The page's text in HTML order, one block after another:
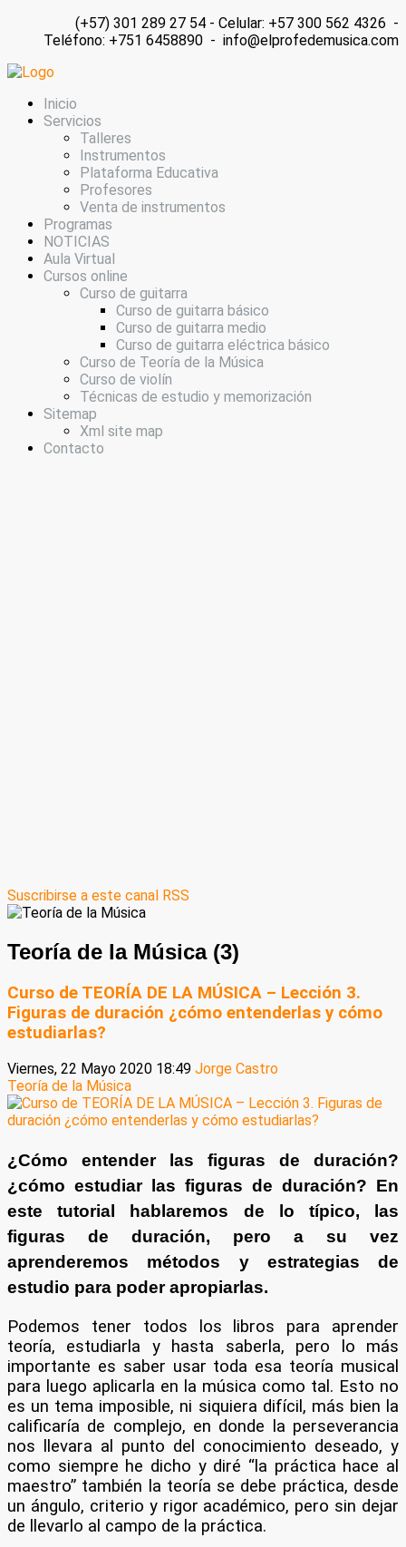
(+57) 301 289 27 54 - Celular: +57 300 562 4326 -
Teléfono: +751 6458890 - info@elprofedemusica.com
Inicio
Servicios
Talleres
Instrumentos
Plataforma Educativa
Profesores
Venta de instrumentos
Programas
NOTICIAS
Aula Virtual
Cursos online
Curso de guitarra
Curso de guitarra básico
Curso de guitarra medio
Curso de guitarra eléctrica básico
Curso de Teoría de la Música
Curso de violín
Técnicas de estudio y memorización
Sitemap
Xml site map
Contacto
Suscribirse a este canal RSS
Teoría de la Música (3)
Curso de TEORÍA DE LA MÚSICA – Lección 3.
Figuras de duración ¿cómo entenderlas y cómo
estudiarlas?
Viernes, 22 Mayo 2020 18:49 Jorge Castro
Teoría de la Música
¿Cómo entender las figuras de duración?
¿cómo estudiar las figuras de duración? En
este tutorial hablaremos de lo típico, las
figuras de duración, pero a su vez
aprenderemos métodos y estrategias de
estudio para poder apropiarlas.
Podemos tener todos los libros para aprender
teoría, estudiarla y hasta saberla, pero lo más
importante es saber usar toda esa teoría musical
para luego aplicarla en la música como tal. Esto no
es un tema imposible, ni siquiera difícil, más bien la
calificaría de complejo, en donde la perseverancia
nos llevara al punto del conocimiento deseado, y
como siempre he dicho y diré “la práctica hace al
maestro” también la teoría se debe práctica, desde
un ángulo, criterio y rigor académico, pero sin dejar
de llevarlo al campo de la práctica.